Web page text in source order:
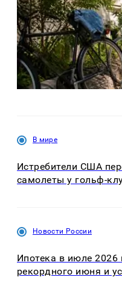
В мире
Истребители США
самолеты у гольф-
Новости России
Ипотека в июле 2026
рекордного июня и